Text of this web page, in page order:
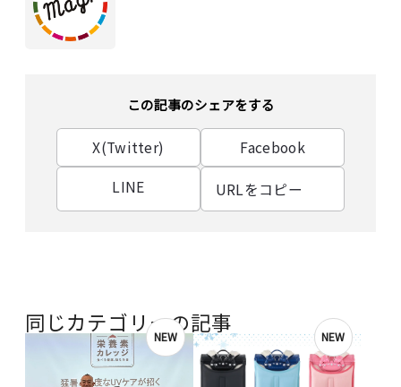
この記事のシェアをする
X(Twitter)
Facebook
LINE
URLをコピー
同じカテゴリーの記事
NEW NEW